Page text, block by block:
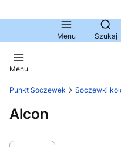
Menu Szukaj
Menu
Punkt Soczewek Soczewki
Alcon